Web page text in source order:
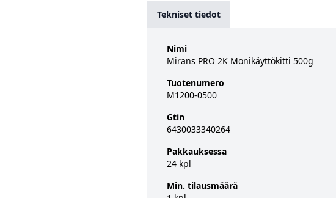
Tekniset tiedot
Nimi
Mirans PRO 2K Monikäyttökitti 500g
Tuotenumero
M1200-0500
Gtin
6430033340264
Pakkauksessa
24 kpl
Min. tilausmäärä